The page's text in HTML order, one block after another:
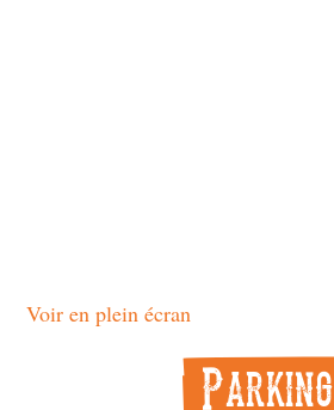
Voir en plein écran
Parking